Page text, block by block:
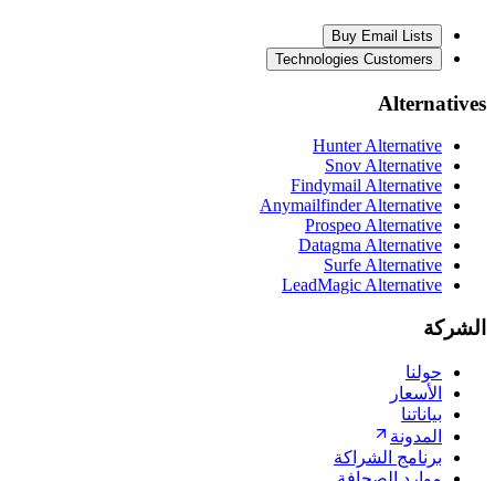
Buy Email Lists
Technologies Customers
Alternatives
Hunter Alternative
Snov Alternative
Findymail Alternative
Anymailfinder Alternative
Prospeo Alternative
Datagma Alternative
Surfe Alternative
LeadMagic Alternative
الشركة
حولنا
الأسعار
بياناتنا
المدونة
برنامج الشراكة